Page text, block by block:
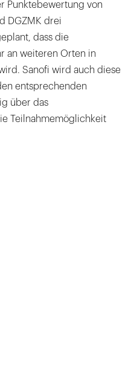
Punktebewertung von
DGZMK drei
dass die
an weiteren Orten in
Sanofi wird auch diese
entsprechenden
über das
Teilnahmemöglichkeit